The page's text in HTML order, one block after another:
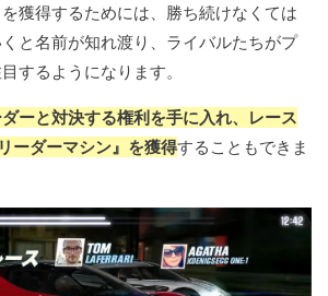
獲得するためには、勝ち続けなくては
と名前が知れ渡り、ライバルたちがプ
するようになります。
ーと対決する権利を手に入れ、レース
ーダーマシン』を獲得することもできま